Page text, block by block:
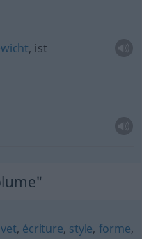
, ist
, écriture, style, forme,